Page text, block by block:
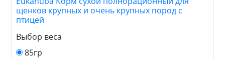
щенков крупных и очень крупных пород с
птицей
Выбор веса
85гр